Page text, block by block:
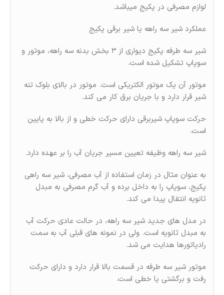
لوازم مصرفی در پکیج میباشد.
عملکرد شیر سه راهه یا شیر برقی پکیج
شیر سه طرفه پکیج دیواری از ۳ بخش بدنه سه راهه، موتور و
سوپاپ تشکیل شده است.
موتور آن یک موتور الکتریکی است. موتور در بالای بلوک تنه
شیر قرار دارد و با جریان برق کار می کند.
حرکت سوپاپ شیربرقی دارای حرکت خطی و از بالا به پایین
است.
شیر سه راهه وظیفه تعیین مسیر جریان آب را بر عهده دارد.
به عنوان مثال در زمان استفاده از آب مصرفی، شیر سه راهی
پکیج، سوپاپ را به داخل برده و آب گرم مصرفی به مبدل
ثانویه انتقال پیدا می کند.
در مدل های جدید شیر سه راهه، در حالت عادی حرکت آب
به مبدل ثانویه است. ولی در نمونه های قبلی آب به سمت
رادیاتورها هدایت می شد.
موتور شیر سه طرفه در قسمت بالا قرار دارد و دارای حرکت
رفت و برگشتی یا خطی است.